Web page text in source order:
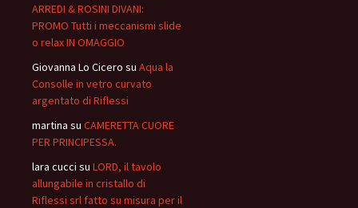
ARREDI & ROSINI DIVANI:
PROMO Tutti i meccanismi slide
o relax IN OMAGGIO
Giovanna Lo Cicero su Aqua la
Consolle in vetro curvato
argentato di Riflessi
martina su CAMERETTA CUORE
PER PRINCIPESSA.
lara cucci su LORD, il tavolo
allungabile in cristallo di
Riflessi srl fatto su misura per il